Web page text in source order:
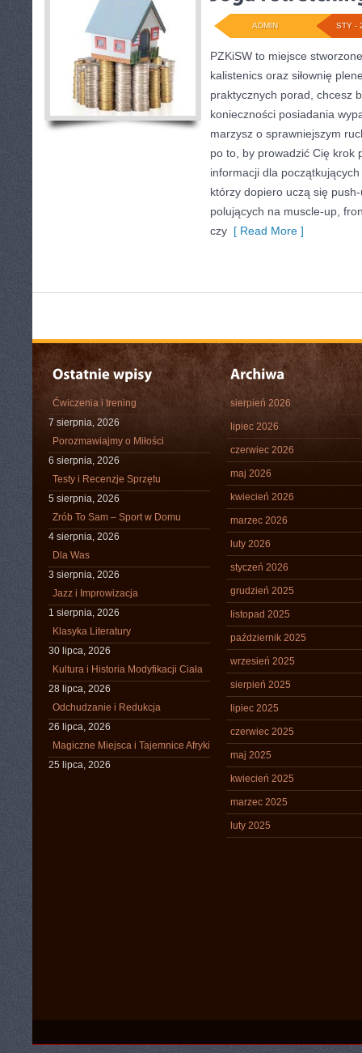
STY -
ADMIN
PZKiSW to miejsce
kalistenics oraz siłownię
praktycznych porad, chcesz
konieczności posiadania
marzysz o sprawniejszym
po to, by prowadzić Cię krok
informacji dla
którzy dopiero uczą się
polujących na muscle-up,
czy [ Read More ]
Ćwiczenia i trening
7 sierpnia, 2026
Porozmawiajmy o Miłości
6 sierpnia, 2026
Testy i Recenzje Sprzętu
5 sierpnia, 2026
Zrób To Sam – Sport w Domu
4 sierpnia, 2026
Dla Was
3 sierpnia, 2026
Jazz i Improwizacja
1 sierpnia, 2026
Klasyka Literatury
30 lipca, 2026
Kultura i Historia Modyfikacji Ciała
28 lipca, 2026
Odchudzanie i Redukcja
26 lipca, 2026
Magiczne Miejsca i Tajemnice Afryki
25 lipca, 2026
sierpień 2026
lipiec 2026
czerwiec 2026
maj 2026
kwiecień 2026
marzec 2026
luty 2026
styczeń 2026
grudzień 2025
listopad 2025
październik 2025
wrzesień 2025
sierpień 2025
lipiec 2025
czerwiec 2025
maj 2025
kwiecień 2025
marzec 2025
luty 2025